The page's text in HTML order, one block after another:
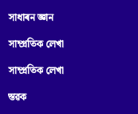
সাধাৰন জ্ঞান
সাম্প্রতিক লেখা
সাম্প্ৰতিক লেখা
স্তৱক